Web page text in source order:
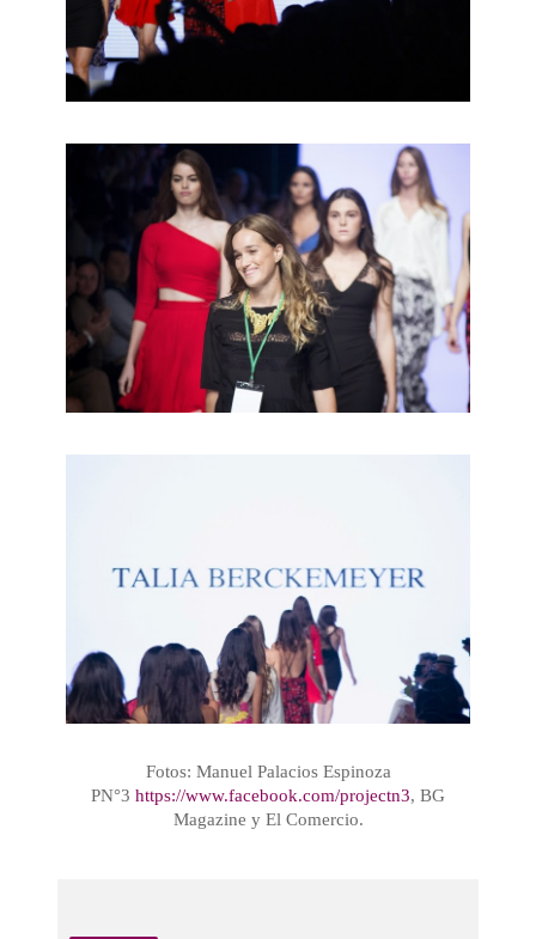
Fotos: Manuel Palacios Espinoza
PN°3 https://www.facebook.com/projectn3, BG
Magazine y El Comercio.